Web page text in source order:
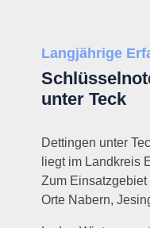
Langjährige
unter Teck
Dettingen unter
liegt im Landkreis
Zum
Orte Nabern,